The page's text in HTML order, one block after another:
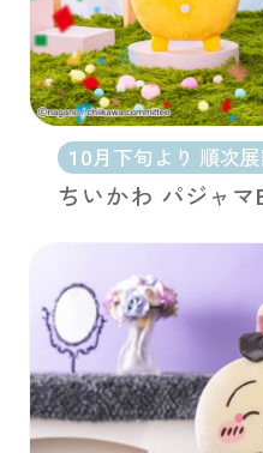
10月下旬より 順次
ちいかわ パジャ